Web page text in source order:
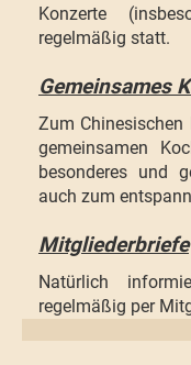
Konzerte
regelmäßig statt.
Gemeinsames
Zum
gemeinsamen
besonderes und
auch zum
Mitgliederbriefe
Natürlich
regelmäßig per